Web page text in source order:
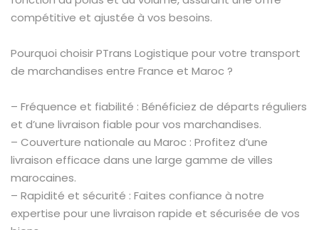
compétitive et ajustée à vos besoins.
Pourquoi choisir PTrans Logistique pour votre transport
de marchandises entre France et Maroc ?
– Fréquence et fiabilité : Bénéficiez de départs réguliers
et d’une livraison fiable pour vos marchandises.
– Couverture nationale au Maroc : Profitez d’une
livraison efficace dans une large gamme de villes
marocaines.
– Rapidité et sécurité : Faites confiance à notre
expertise pour une livraison rapide et sécurisée de vos